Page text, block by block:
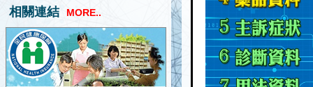
相關連結 MORE..